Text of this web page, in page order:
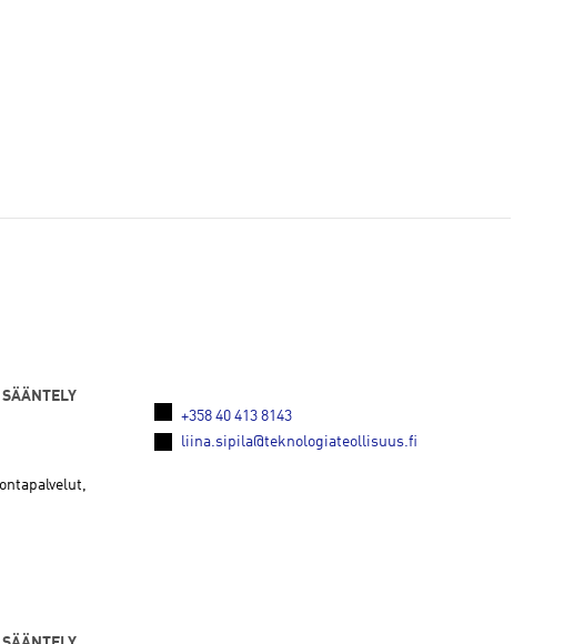
+358 40 413 8143
liina.sipila@teknologiateollisuus.fi